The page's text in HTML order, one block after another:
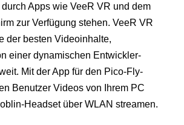
Apps wie VeeR VR und dem
zur Verfügung stehen. VeeR VR
der besten Videoinhalte,
einer dynamischen Entwickler-
Mit der App für den Pico-Fly-
Benutzer Videos von Ihrem PC
Headset über WLAN streamen.